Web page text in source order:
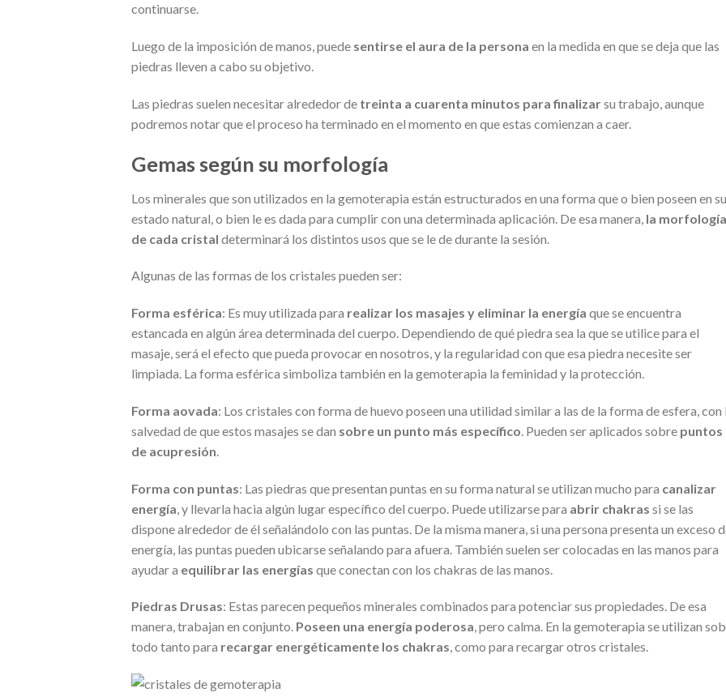
continuarse.
Luego de la imposición de manos, puede sentirse el aura de la persona en la medida en que se deja que las
piedras lleven a cabo su objetivo.
Las piedras suelen necesitar alrededor de treinta a cuarenta minutos para finalizarsu trabajo, aunque
podremos notar que el proceso ha terminado en el momento en que estas comienzan a caer.
Gemas según su morfología
Los minerales que son utilizados en la gemoterapia están estructurados en una forma que o bien poseen en su
estado natural, o bien le es dada para cumplir con una determinada aplicación. De esa manera, la morfología
de cada cristal determinará los distintos usos que se le de durante la sesión.
Algunas de las formas de los cristales pueden ser:
Forma esférica: Es muy utilizada para realizar los masajes y eliminar la energía que se encuentra
estancada en algún área determinada del cuerpo. Dependiendo de qué piedra sea la que se utilice para el
masaje, será el efecto que pueda provocar en nosotros, y la regularidad con que esa piedra necesite ser
limpiada. La forma esférica simboliza también en la gemoterapia la feminidad y la protección.
Forma aovada: Los cristales con forma de huevo poseen una utilidad similar a las de la forma de esfera, con
salvedad de que estos masajes se dan sobre un punto más específico. Pueden ser aplicados sobre puntos
de acupresión.
Forma con puntas: Las piedras que presentan puntas en su forma natural se utilizan mucho para canalizar
energía , y llevarla hacia algún lugar específico del cuerpo. Puede utilizarse para abrir chakras si se las
dispone alrededor de él señalándolo con las puntas. De la misma manera, si una persona presenta un exceso
energía, las puntas pueden ubicarse señalando para afuera. También suelen ser colocadas en las manos para
ayudar a equilibrar las energías que conectan con los chakras de las manos.
Piedras Drusas: Estas parecen pequeños minerales combinados para potenciar sus propiedades. De esa
manera, trabajan en conjunto. Poseen una energía poderosa, pero calma. En la gemoterapia se utilizan
todo tanto para recargar energéticamente los chakras, como para recargar otros cristales.